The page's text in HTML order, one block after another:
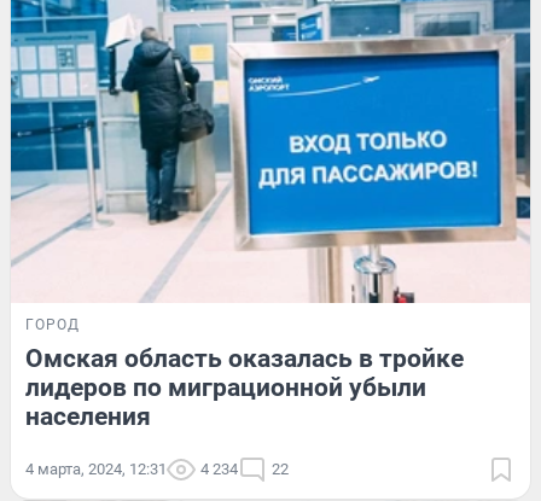
ГОРОД
Омская область оказалась в тройке
лидеров по миграционной убыли
населения
4 марта, 2024, 12:31 4 234 22